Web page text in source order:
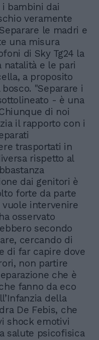
bambini dai
veramente
le madri e
una misura
di Sky Tg24 la
natalità e le pari
a proposito
"Separare i
- è una
di noi
il rapporto con i
trasportati in
rispetto al
dai genitori è
forte da parte
vuole intervenire
osservato
secondo
cercando di
di far capire dove
non partire
che è
fanno da eco
della
De Febis, che
shock emotivi
salute psicofisica